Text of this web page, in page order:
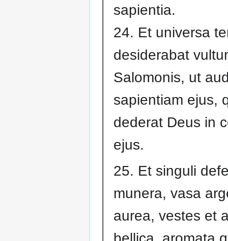
sapientia.
24. Et universa
desiderabat
Salomonis, ut
sapientiam ejus,
dederat Deus in
ejus.
25. Et singuli
munera, vasa
aurea, vestes et